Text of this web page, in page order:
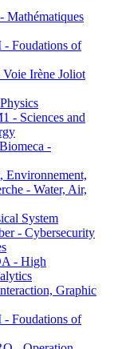
Foudations of
Irène Joliot
- Sciences and
-
- Water, Air,
System
- Cybersecurity
- High
Graphic
Foudations of